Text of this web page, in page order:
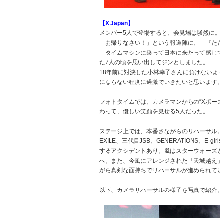
【X Japan】
メンバー5人で登場すると、会見場は騒然に。
「お帰りなさい！」という報道陣に、「『
「タイムマシンに乗って日本に来たって感
た7人の頃を思い出してジンとしました。
18年前に対決した小林幸子さんに負けない
にならない程度に過激でいきたいと思います
フォトタイムでは、カメラマンからの“Xポ
わって、優しい笑顔を見せる5人だった。
ステージ上では、本番さながらのリハーサル
EXILE、三代目JSB、GENERATIONS、E-
するアクシデントあり。嵐はスターウォー
へ。また、今風にアレンジされた「天城越
がら真剣な面持ちでリハーサルが進められて
以下、カメラリハーサルの様子を写真で紹介